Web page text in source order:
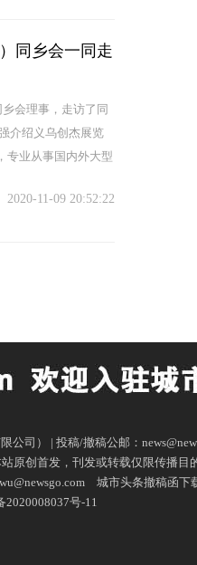
同乡会一同走
会理事，走访了同
介绍义乌创杰展览
专业从事国内外大型
2020-11-09 20:52:22
公司） | 投稿/撤稿公邮：
创首发，刊发或转载仅限传播目
城市头条撤稿函下
2020008037号-11